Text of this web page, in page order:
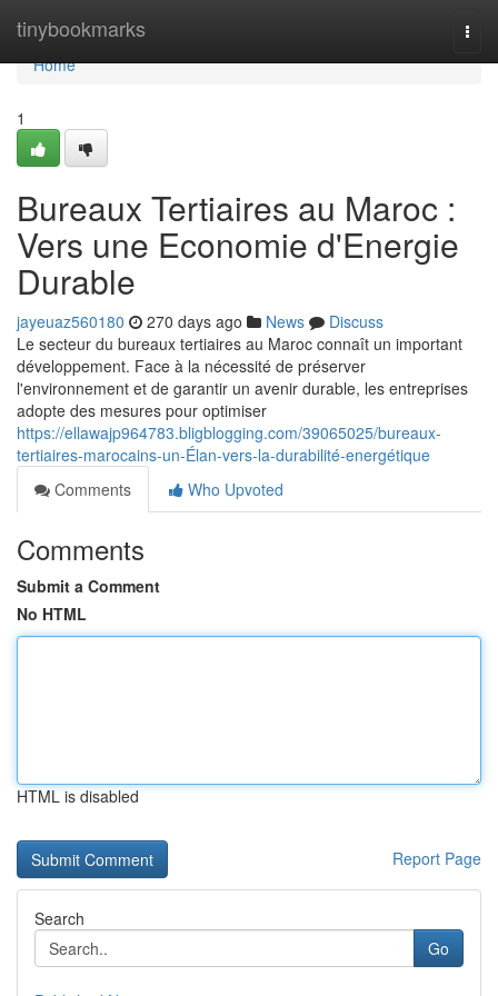
tinybookmarks
Home
Home
1
Bureaux Tertiaires au Maroc :
Vers une Economie d'Energie
Durable
jayeuaz560180 270 days ago News
Discuss
Le secteur du bureaux tertiaires au Maroc connaît un important
développement. Face à la nécessité de préserver
l'environnement et de garantir un avenir durable, les entreprises
adopte des mesures pour optimiser
https://ellawajp964783.bligblogging.com/39065025/bureaux-
tertiaires-marocains-un-Élan-vers-la-durabilité-energétique
Comments
Who Upvoted
Comments
Submit a Comment
No HTML
HTML is disabled
Report Page
Search
Go